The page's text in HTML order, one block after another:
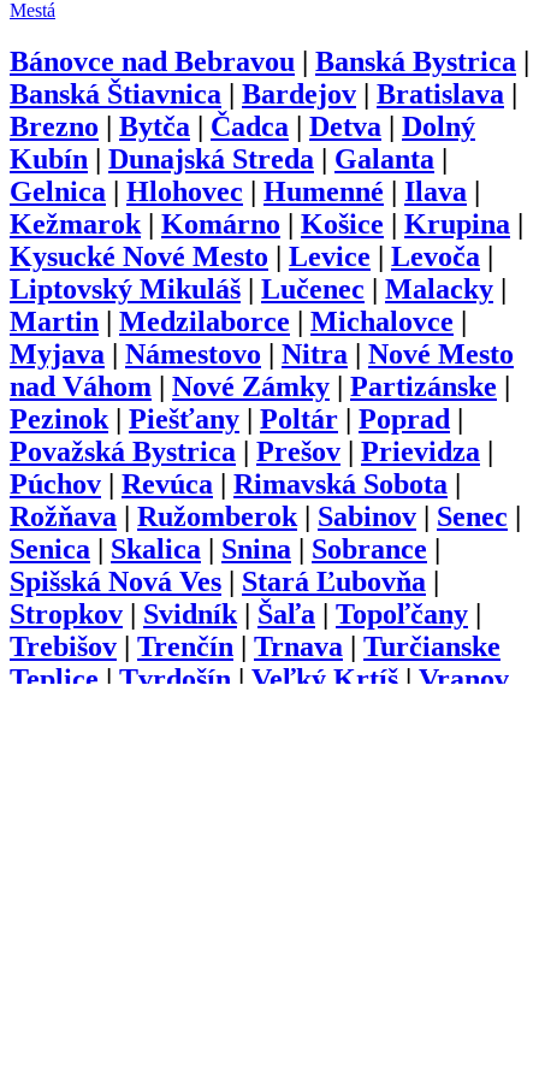
Mestá
Bánovce nad Bebravou | Banská Bystrica |
Banská Štiavnica | Bardejov | Bratislava |
Brezno | Bytča | Čadca | Detva | Dolný
Kubín | Dunajská Streda | Galanta |
Gelnica | Hlohovec | Humenné | Ilava |
Kežmarok | Komárno | Košice | Krupina |
Kysucké Nové Mesto | Levice | Levoča |
Liptovský Mikuláš | Lučenec | Malacky |
Martin | Medzilaborce | Michalovce |
Myjava | Námestovo | Nitra | Nové Mesto
nad Váhom | Nové Zámky | Partizánske |
Pezinok | Piešťany | Poltár | Poprad |
Považská Bystrica | Prešov | Prievidza |
Púchov | Revúca | Rimavská Sobota |
Rožňava | Ružomberok | Sabinov | Senec |
Senica | Skalica | Snina | Sobrance |
Spišská Nová Ves | Stará Ľubovňa |
Stropkov | Svidník | Šaľa | Topoľčany |
Trebišov | Trenčín | Trnava | Turčianske
Teplice | Tvrdošín | Veľký Krtíš | Vranov